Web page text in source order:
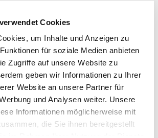
Cookies
um Inhalte und Anzeigen zu
für soziale Medien anbieten
Zugriffe auf unsere Website zu
geben wir Informationen zu Ihrer
Website an unsere Partner für
und Analysen weiter. Unsere
Informationen möglicherweise mit
die Sie ihnen bereitgestellt
könnte Sie auch
interessieren